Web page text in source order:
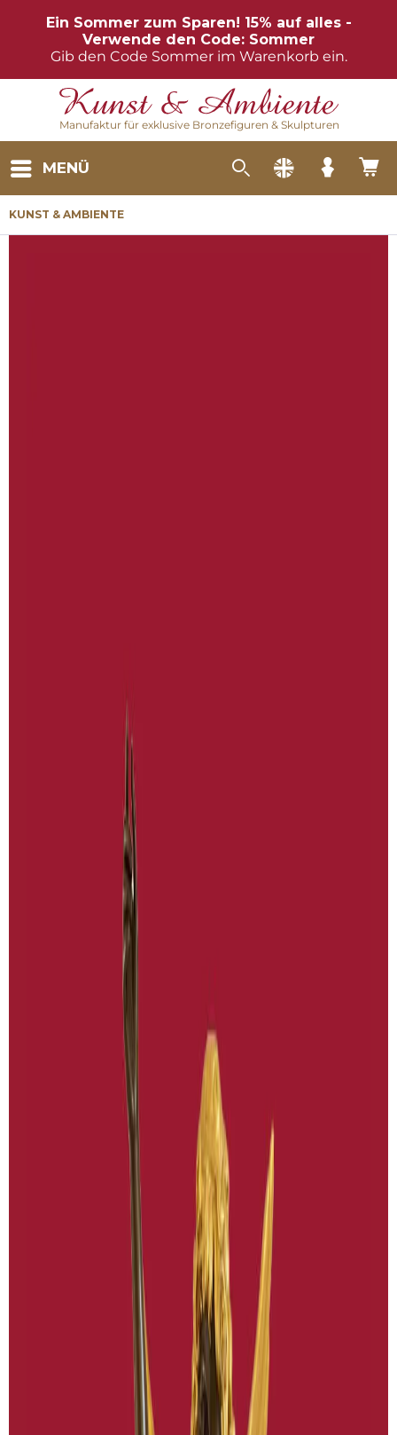
Ein Sommer zum Sparen! 15% auf alles -
Verwende den Code: Sommer
Gib den Code Sommer im Warenkorb ein.
Manufaktur für exklusive Bronzefiguren & Skulpturen
MENÜ
KUNST & AMBIENTE